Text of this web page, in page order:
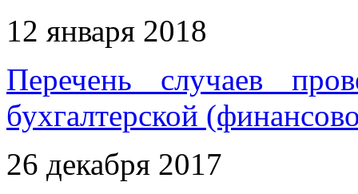
12 января 2018
Перечень случаев
бухгалтерской
26 декабря 2017